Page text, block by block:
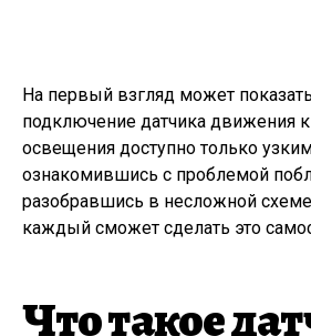
На первый взгляд может
подключение датчика движения
освещения доступно только
ознакомившись с проблемой
разобравшись в несложной
каждый сможет сделать это
Что такое